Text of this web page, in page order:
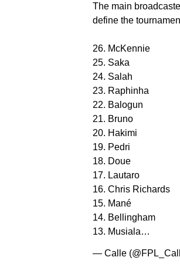
The main
define the
26. McKennie
25. Saka
24. Salah
23. Raphinha
22. Balogun
21. Bruno
20. Hakimi
19. Pedri
18. Doue
17. Lautaro
16. Chris Richards
15. Mané
14. Bellingham
13. Musiala…
— Calle